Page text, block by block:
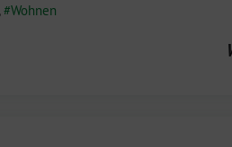
, Wohnen